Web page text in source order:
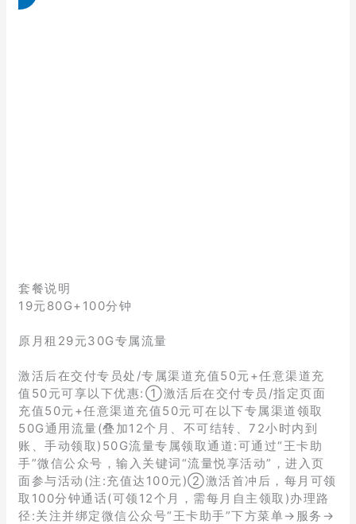
套餐说明
19元80G+100分钟
原月租29元30G专属流量
激活后在交付专员处/专属渠道充值50元+任意渠道充
值50元可享以下优惠:①激活后在交付专员/指定页面
充值50元+任意渠道充值50元可在以下专属渠道领取
50G通用流量(叠加12个月、不可结转、72小时内到
账、手动领取)50G流量专属领取通道:可通过“王卡助
手”微信公众号，输入关键词“流量悦享活动”，进入页
面参与活动(注:充值达100元)②激活首冲后，每月可领
取100分钟通话(可领12个月，需每月自主领取)办理路
径:关注并绑定微信公众号“王卡助手”下方菜单→服务→